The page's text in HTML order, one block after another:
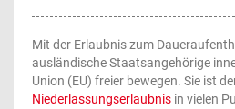
Mit der Erlaubnis zum
ausländische Staatsangehörige
Union (EU) freier bewegen. Sie ist
Niederlassungserlaubnis in vielen